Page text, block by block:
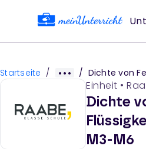
Startseite / / Dichte von
Einheit •
Dichte
M3-M6